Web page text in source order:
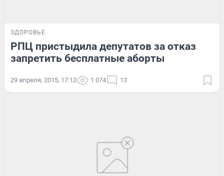
ЗДОРОВЬЕ
РПЦ пристыдила депутатов за отказ
запретить бесплатные аборты
29 апреля, 2015, 17:12 1 074 13